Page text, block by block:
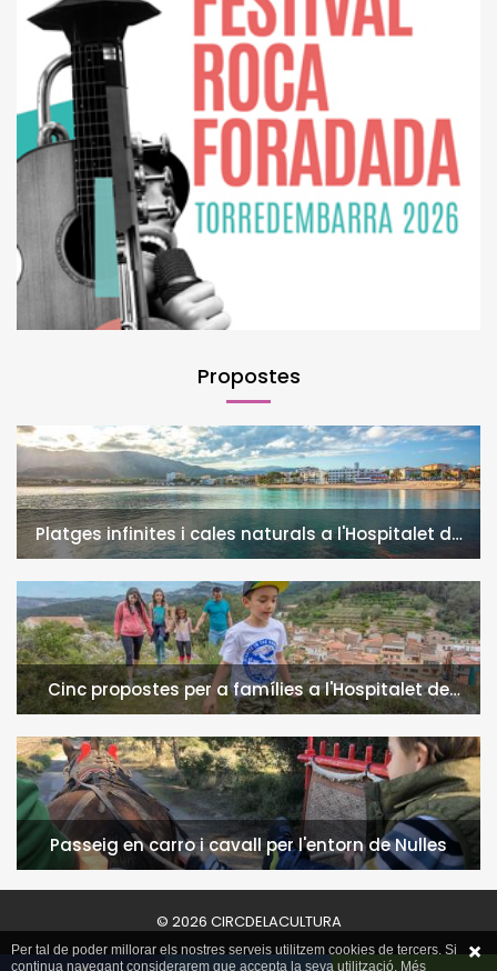
Propostes
Platges infinites i cales naturals a l'Hospitalet de
l'Infant i la Vall de Llors
Cinc propostes per a famílies a l'Hospitalet de
l'Infant i la Vall de Llors
Passeig en carro i cavall per l'entorn de Nulles
© 2026 CIRCDELACULTURA
Per tal de poder millorar els nostres serveis utilitzem cookies de tercers. Si
continua navegant considerarem que accepta la seva utilització. Més